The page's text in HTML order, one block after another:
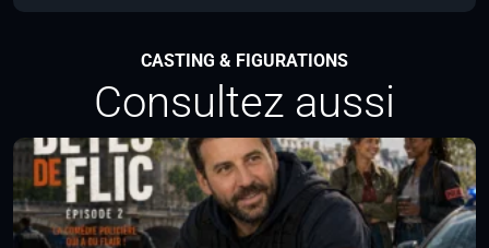
CASTING & FIGURATIONS
Consultez aussi